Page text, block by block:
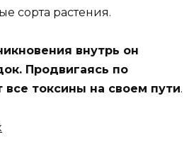
сорта растения.
внутрь он
Продвигаясь по
токсины на своем пути.